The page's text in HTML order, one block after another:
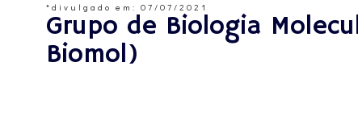
*divulgado em: 07/07/2021
Grupo de Biologia
Biomol)